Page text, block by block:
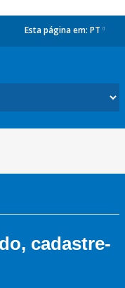
Esta página em: PT
cadastre-